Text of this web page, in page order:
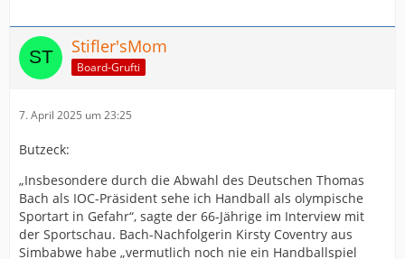
Stifler'sMom
Board-Grufti
7. April 2025 um 23:25
Butzeck:
„Insbesondere durch die Abwahl des Deutschen Thomas
Bach als IOC-Präsident sehe ich Handball als olympische
Sportart in Gefahr“, sagte der 66-Jährige im Interview mit
der Sportschau. Bach-Nachfolgerin Kirsty Coventry aus
Simbabwe habe „vermutlich noch nie ein Handballspiel